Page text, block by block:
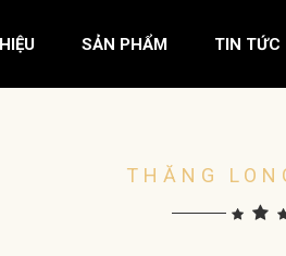
SẢN PHẨM TIN TỨC
THĂNG